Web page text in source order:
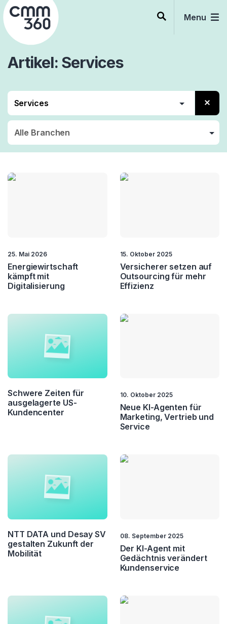
Skip
to
content
Menu
Artikel Services
25. Mai 2026
Energiewirtschaft
kämpft mit
Digitalisierung
15. Oktober 2025
Versicherer setzen auf
Outsourcing für mehr
Effizienz
Schwere Zeiten für
ausgelagerte US-
Kundencenter
10. Oktober 2025
Neue KI-Agenten für
Marketing, Vertrieb und
Service
NTT DATA und Desay SV
gestalten Zukunft der
Mobilität
08. September 2025
Der KI-Agent mit
Gedächtnis verändert
Kundenservice